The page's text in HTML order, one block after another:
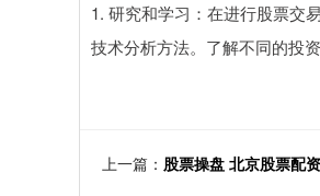
1. 研究和学习：在进行股票交
技术分析方法。了解不同的投
上一篇： 股票操盘 北京股票配